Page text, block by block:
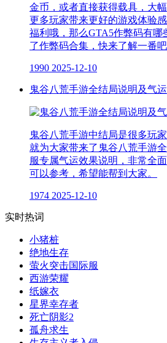
金币，或者直接获得载具，大
更多玩家带来更好的游戏体验
福利哦，那么GTA5作弊码有哪
了作弊码合集，快来了解一番
1990 2025-12-10
鬼谷八荒手游全结局说明及气
鬼谷八荒手游中结局是很多玩
就为大家带来了鬼谷八荒手游
服专属气运效果说明，非常全
可以参考，希望能帮到大家。
1974 2025-12-10
实时热词
小猪桩
绝地生存
萤火突击国际服
西游荣耀
纸嫁衣
星界幸存者
死亡阴影2
孤舟求生